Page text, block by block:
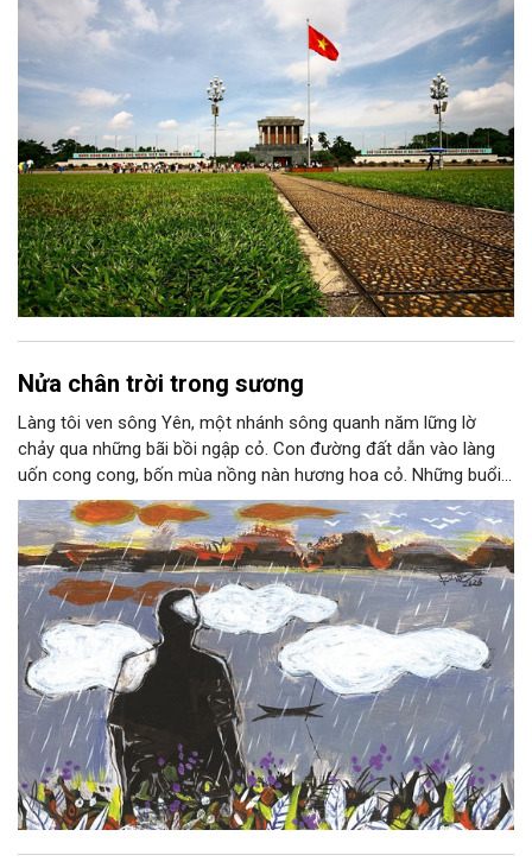
thành niềm tin, thành nhận thức chung của mỗi người dân.
Nửa chân trời trong sương
Làng tôi ven sông Yên, một nhánh sông quanh năm lững lờ
chảy qua những bãi bồi ngập cỏ. Con đường đất dẫn vào làng
uốn cong cong, bốn mùa nồng nàn hương hoa cỏ. Những buổi
hoàng hôn, khi nắng đã dịu xuống phía cuối sông, đám hoa tím
lại thẫm màu như có ai vừa rắc lên một lớp khói.